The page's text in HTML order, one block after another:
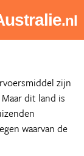
.nl
zijn
dit land is
waarvan de